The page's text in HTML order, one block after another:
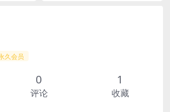
久会员
0
评论
1
收藏